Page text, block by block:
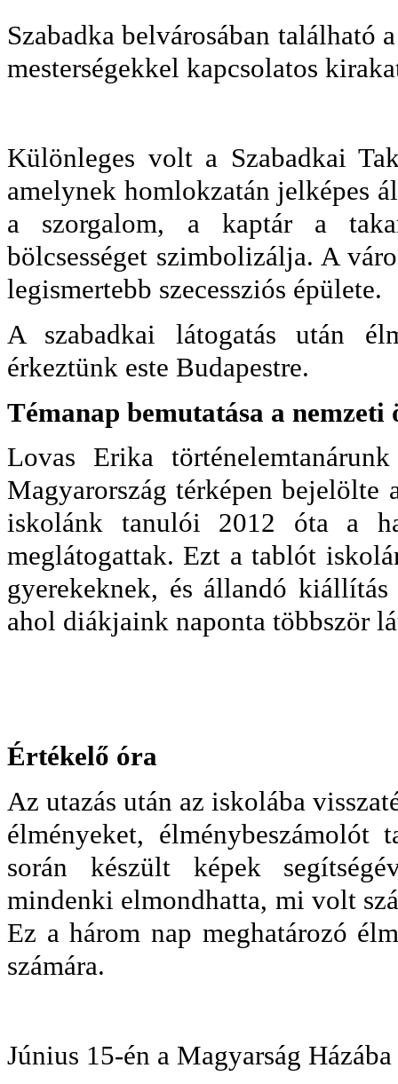
Szabadka belvárosában található
mesterségekkel kapcsolatos
Különleges volt a Szabadkai
amelynek homlokzatán jelképes
a szorgalom, a kaptár a
bölcsességet szimbolizálja. A
legismertebb szecessziós épülete.
A szabadkai látogatás után
érkeztünk este Budapestre.
Témanap bemutatása a nemzeti
Lovas Erika
Magyarország térképen bejelölte
iskolánk tanulói 2012 óta a
meglátogattak. Ezt a tablót
gyerekeknek, és állandó
ahol diákjaink naponta többször
Értékelő óra
Az utazás után az iskolába
élményeket, élménybeszámolót
során készült képek
mindenki elmondhatta, mi volt
Ez a három nap meghatározó
számára.
Június 15-én a Magyarság